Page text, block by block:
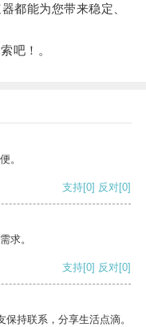
能为您带来稳定、
吧！。
。
支持[0] 反对[0]
求。
支持[0] 反对[0]
持联系，分享生活点滴。